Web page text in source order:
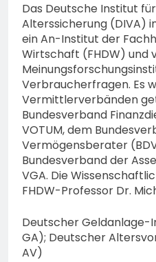
Das Deutsche Institut
Alterssicherung (DIVA)
ein An-Institut der
Wirtschaft (FHDW) und
Verbraucherfragen. Es
Vermittlerverbänden
Bundesverband
VOTUM, dem
Vermögensberater
Bundesverband der
VGA. Die
FHDW-Professor Dr.
Deutscher Geldanlage-
GA); Deutscher
AV)